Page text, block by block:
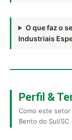
O que faz o
Industriais
Perfil &
Como este setor
Bento do Sul/